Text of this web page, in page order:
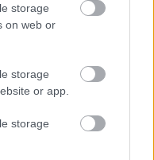
storage
on web or
storage
or app.
storage
Bajára. Marad a
egy tök jó
17:15-kor indul...
a 18:09-es
volt már)
helyett
11 éven át ezzel
és a világítás